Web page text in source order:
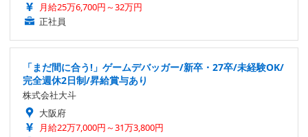
月給25万6,700円～32万円
正社員
「まだ間に合う!」ゲームデバッガー/新卒・27卒/未経験OK/
完全週休2日制/昇給賞与あり
株式会社大斗
大阪府
月給22万7,000円～31万3,800円